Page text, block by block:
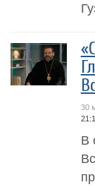
30
В